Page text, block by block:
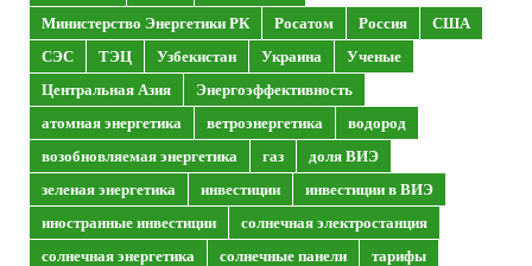
Министерство Энергетики РК
Росатом Россия
США
СЭС
ТЭЦ Узбекистан Украина
Ученые
Центральная Азия
Энергоэффективность
атомная энергетика
ветроэнергетика
водород
возобновляемая энергетика
газ
доля ВИЭ
зеленая энергетика
инвестиции
инвестиции в ВИЭ
иностранные инвестиции
солнечная электростанция
солнечная энергетика
солнечные панели
тарифы